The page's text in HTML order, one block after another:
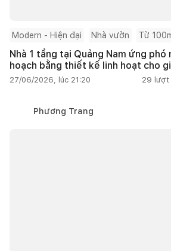
Modern - Hiện đại Nhà vườn Từ
Nhà 1 tầng tại Quảng Nam ứng phó
hoạch bằng thiết kế linh hoạt cho
27/06/2026, lúc 21:20 29 lượt
Phương Trang